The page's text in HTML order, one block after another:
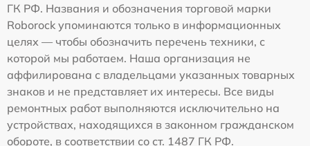
ГК РФ. Названия и обозначения торговой марки
Roborock упоминаются только в информационных
целях — чтобы обозначить перечень техники, с
которой мы работаем. Наша организация не
аффилирована с владельцами указанных товарных
знаков и не представляет их интересы. Все виды
ремонтных работ выполняются исключительно на
устройствах, находящихся в законном гражданском
обороте, в соответствии со ст. 1487 ГК РФ.